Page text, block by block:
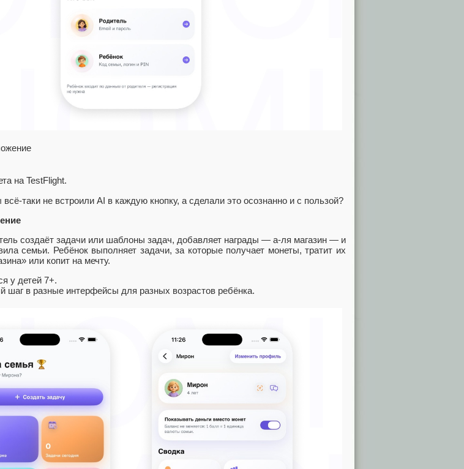
на TestFlight.
таки не встроили AI в каждую кнопку, а сделали это осознанно и с пользой?
создаёт задачи или шаблоны задач, добавляет награды — а-ля магазин — и
семьи. Ребёнок выполняет задачи, за которые получает монеты, тратит их
или копит на мечту.
у детей 7+.
шаг в разные интерфейсы для разных возрастов ребёнка.